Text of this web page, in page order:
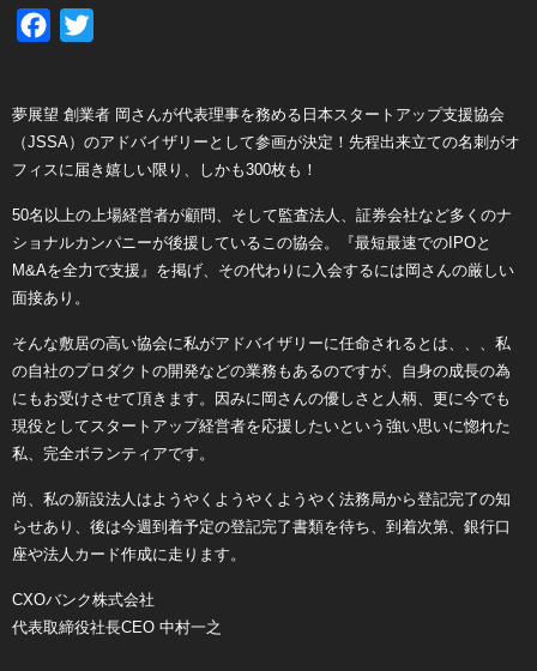
Facebook
夢展望 創業者 岡さんが代表理事を務める日本スタートアップ支援協会
（JSSA）のアドバイザリーとして参画が決定！先程出来立ての名刺がオ
フィスに届き嬉しい限り、しかも300枚も！
50名以上の上場経営者が顧問、そして監査法人、証券会社など多くのナ
ショナルカンパニーが後援しているこの協会。『最短最速でのIPOと
M&Aを全力で支援』を掲げ、その代わりに入会するには岡さんの厳しい
面接あり。
そんな敷居の高い協会に私がアドバイザリーに任命されるとは、、、私
の自社のプロダクトの開発などの業務もあるのですが、自身の成長の為
にもお受けさせて頂きます。因みに岡さんの優しさと人柄、更に今でも
現役としてスタートアップ経営者を応援したいという強い思いに惚れた
私、完全ボランティアです。
尚、私の新設法人はようやくようやくようやく法務局から登記完了の知
らせあり、後は今週到着予定の登記完了書類を待ち、到着次第、銀行口
座や法人カード作成に走ります。
CXOバンク株式会社
代表取締役社長CEO 中村一之